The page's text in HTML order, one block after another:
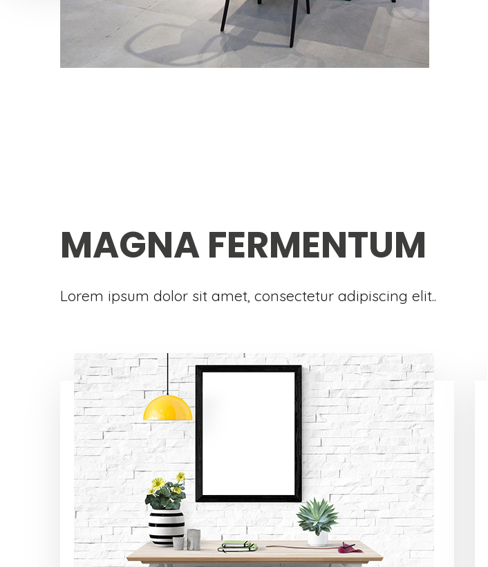
MAGNA FERMENTUM
Lorem ipsum dolor sit amet, consectetur adipiscing elit..